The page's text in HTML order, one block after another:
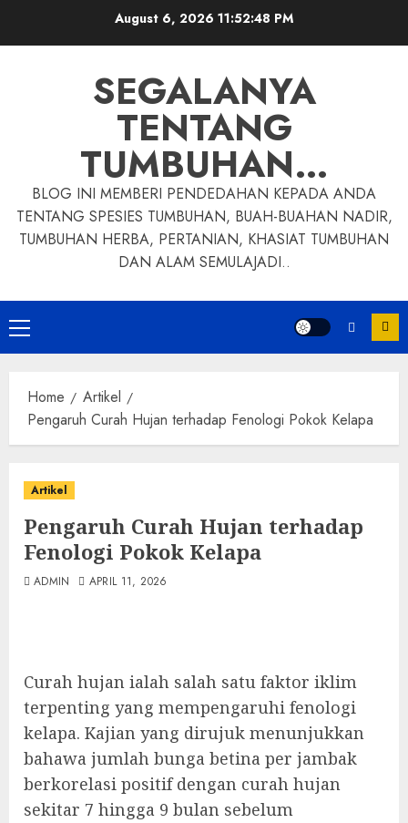
August 6, 2026 11:52:49 PM
SEGALANYA
TENTANG
TUMBUHAN…
BLOG INI MEMBERI PENDEDAHAN KEPADA ANDA
TENTANG SPESIES TUMBUHAN, BUAH-BUAHAN NADIR,
TUMBUHAN HERBA, PERTANIAN, KHASIAT TUMBUHAN
DAN ALAM SEMULAJADI..
Primary
Menu
Home
Artikel
Pengaruh Curah Hujan terhadap Fenologi Pokok Kelapa
Artikel
Pengaruh Curah Hujan terhadap
Fenologi Pokok Kelapa
ADMIN APRIL 11, 2026
Curah hujan ialah salah satu faktor iklim
terpenting yang mempengaruhi fenologi
kelapa. Kajian yang dirujuk menunjukkan
bahawa jumlah bunga betina per jambak
berkorelasi positif dengan curah hujan
sekitar 7 hingga 9 bulan sebelum